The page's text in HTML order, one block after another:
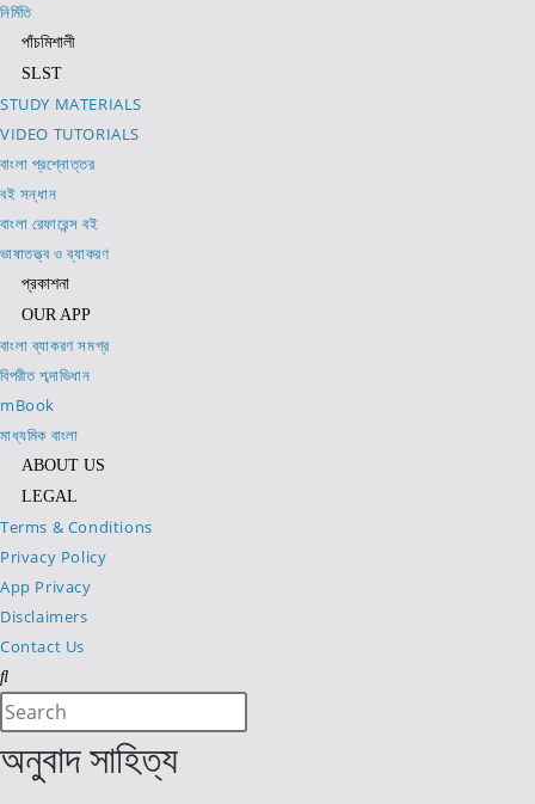
নির্মিতি
পাঁচমিশালী
SLST
STUDY MATERIALS
VIDEO TUTORIALS
বাংলা প্রশ্নোত্তর
বই সন্ধান
বাংলা রেফারেন্স বই
ভাষাতত্ত্ব ও ব্যাকরণ
প্রকাশনা
OUR APP
বাংলা ব্যাকরণ সমগ্র
বিপরীত শব্দাভিধান
mBook
মাধ্যমিক বাংলা
ABOUT US
LEGAL
Terms & Conditions
Privacy Policy
App Privacy
Disclaimers
Contact Us
Search
this
website
Escape
অনুবাদ সাহিত্য